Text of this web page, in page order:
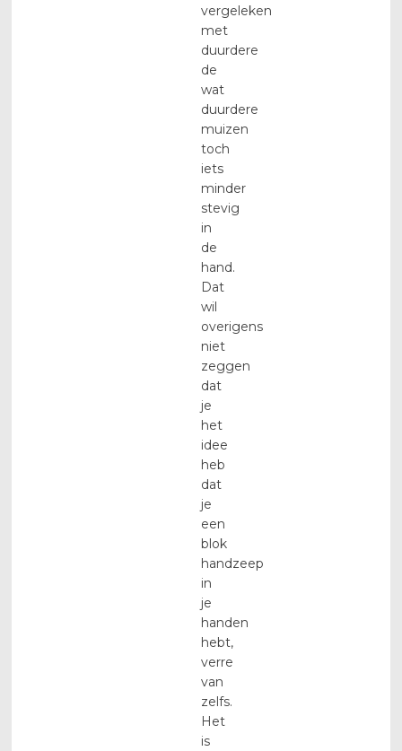
vergeleken
met
duurdere
de
wat
duurdere
muizen
toch
iets
minder
stevig
in
de
hand.
Dat
wil
overigens
niet
zeggen
dat
je
het
idee
heb
dat
je
een
blok
handzeep
in
je
handen
hebt,
verre
van
zelfs.
Het
is